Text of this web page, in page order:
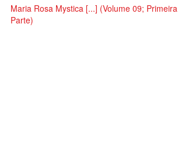
Maria Rosa Mystica [...] (Volume 09; Primeira
Parte)